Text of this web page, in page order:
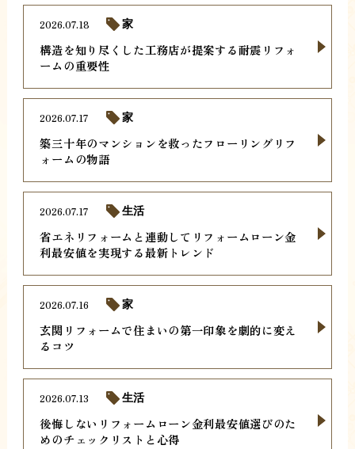
構造を知り尽くした工務店が提案する耐震リフォ
ームの重要性
2026.07.18 家
築三十年のマンションを救ったフローリングリフ
ォームの物語
2026.07.17 家
省エネリフォームと連動してリフォームローン金
利最安値を実現する最新トレンド
2026.07.17 生活
玄関リフォームで住まいの第一印象を劇的に変え
るコツ
2026.07.16 家
後悔しないリフォームローン金利最安値選びのた
めのチェックリストと心得
2026.07.13 生活